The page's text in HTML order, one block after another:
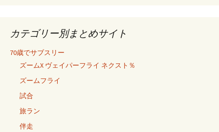
カテゴリー別まとめサイト
70歳でサブスリー
ズームX ヴェイパーフライ ネクスト％
ズームフライ
試合
旅ラン
伴走